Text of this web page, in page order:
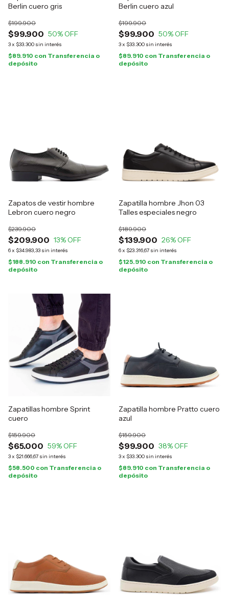
Berlin cuero gris
$99.900
$199.900
50% OFF
3x $33.300 sin interés
$89.910 con Transferencia o
depósito
Berlin cuero azul
$99.900
$199.900
50% OFF
3x $33.300 sin interés
$89.910 con Transferencia o
depósito
Zapatos de vestir hombre
Lebron cuero negro
$209.900
$239.900
13% OFF
6x $34.983,33 sin interés
$188.910 con Transferencia o
depósito
Zapatilla hombre Jhon 03
Talles especiales negro
$139.900
$189.900
26% OFF
6x $23.316,67 sin interés
$125.910 con Transferencia o
depósito
Zapatillas hombre Sprint
cuero
$65.000
$159.900
59% OFF
3x $21.666,67 sin interés
$58.500 con Transferencia o
depósito
Zapatilla hombre Pratto cuero
azul
$99.900
$159.900
38% OFF
3x $33.300 sin interés
$89.910 con Transferencia o
depósito